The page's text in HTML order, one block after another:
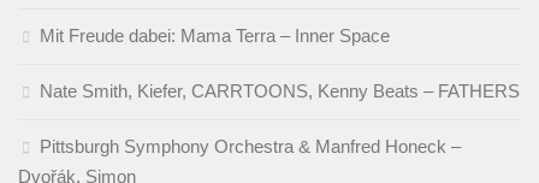
Mit Freude dabei: Mama Terra – Inner Space
Nate Smith, Kiefer, CARRTOONS, Kenny Beats – FATHERS
Pittsburgh Symphony Orchestra & Manfred Honeck –
Dvořák, Simon